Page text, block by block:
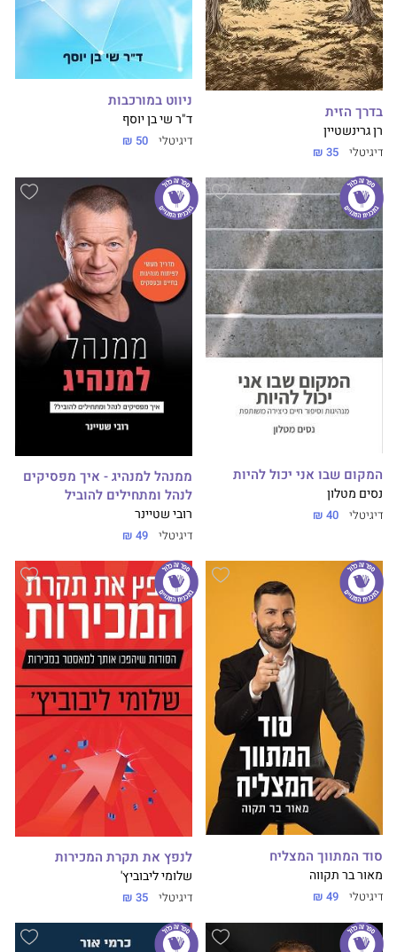
בדרך הזית
רן גרינשטיין
דיגיטלי 35 ₪
ניווט במורכבות
ד"ר שי בן יוסף
דיגיטלי 50 ₪
המקום שבו אני יכול להיות
נסים מטלון
דיגיטלי 40 ₪
ממנהל למנהיג - איך מפסיקים
לנהל ומתחילים להוביל
רובי שטיינר
דיגיטלי 49 ₪
סוד המתווך המצליח
מאור בר תקווה
דיגיטלי 49 ₪
לנפץ את תקרת המכירות
שלומי ליבוביץ'
דיגיטלי 35 ₪